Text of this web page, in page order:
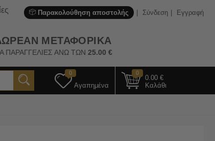
Παρακολούθηση αποστολής Σύνδεση Εγγραφή
ΜΕΤΑΦΟΡΙΚΑ
ΠΑΡΑΓΓΕΛΙΕΣ ΑΝΩ ΤΩΝ25.00 €
0
Αγαπημένα
0
0.00 €
Καλάθι